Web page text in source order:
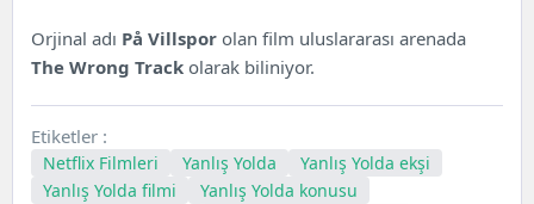
Orjinal adı På Villspor olan film uluslararası arenada
The Wrong Track olarak biliniyor.
Etiketler :
Netflix Filmleri Yanlış Yolda
Yanlış Yolda ekşi
Yanlış Yolda filmi
Yanlış Yolda konusu